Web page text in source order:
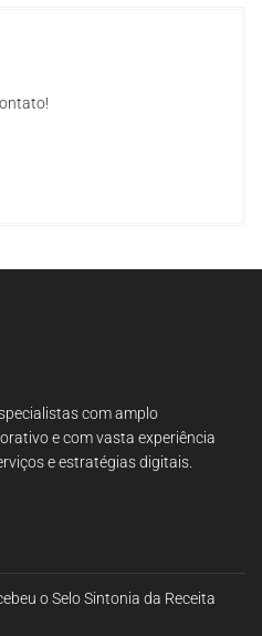
com amplo
e com vasta experiência
e estratégias digitais.
o Selo Sintonia da Receita